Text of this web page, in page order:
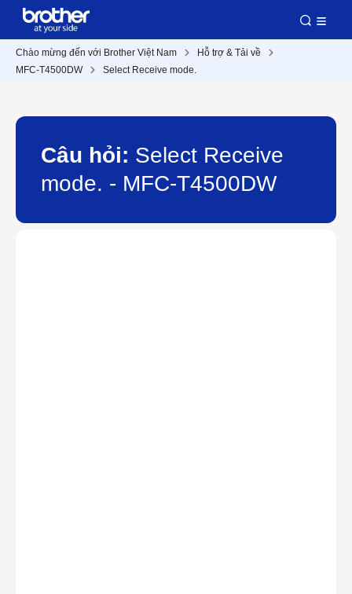
Chào mừng đến với Brother Việt Nam
Hỗ trợ & Tải về
MFC-T4500DW
Select Receive mode.
Câu hỏi: Select Receive
mode. - MFC-T4500DW